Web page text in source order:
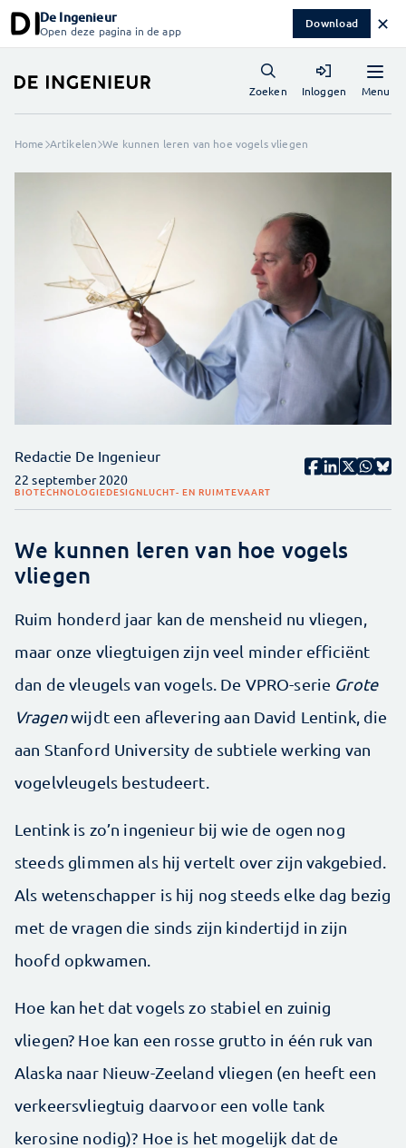
De Ingenieur
Open deze pagina in de app Download ✕
Menu
Zoeken Inloggen
Home Artikelen We kunnen leren van hoe vogels vliegen
Redactie De Ingenieur
22 september 2020
BIOTECHNOLOGIEDESIGNLUCHT- EN RUIMTEVAART
We kunnen leren van hoe vogels
vliegen
Ruim honderd jaar kan de mensheid nu vliegen,
maar onze vliegtuigen zijn veel minder efficiënt
dan de vleugels van vogels. De VPRO-serie Grote
Vragenwijdt een aflevering aan David Lentink, die
aan Stanford University de subtiele werking van
vogelvleugels bestudeert.
Lentink is zo’n ingenieur bij wie de ogen nog
steeds glimmen als hij vertelt over zijn vakgebied.
Als wetenschapper is hij nog steeds elke dag bezig
met de vragen die sinds zijn kindertijd in zijn
hoofd opkwamen.
Hoe kan het dat vogels zo stabiel en zuinig
vliegen? Hoe kan een rosse grutto in één ruk van
Alaska naar Nieuw-Zeeland vliegen (en heeft een
verkeersvliegtuig daarvoor een volle tank
kerosine nodig)? Hoe is het mogelijk dat de